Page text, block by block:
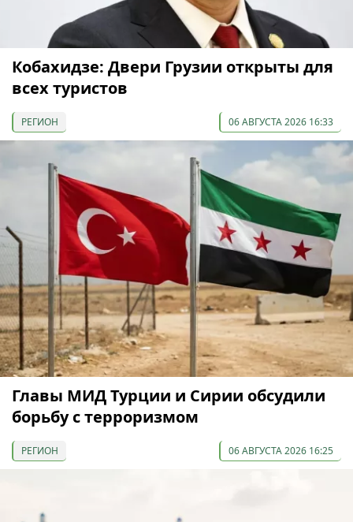
Кобахидзе: Двери Грузии открыты для
всех туристов
РЕГИОН 06 АВГУСТА 2026 16:33
Главы МИД Турции и Сирии обсудили
борьбу с терроризмом
РЕГИОН 06 АВГУСТА 2026 16:25